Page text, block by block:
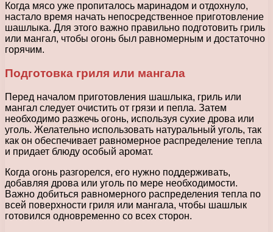
Когда мясо уже пропиталось маринадом и отдохнуло,
настало время начать непосредственное приготовление
шашлыка. Для этого важно правильно подготовить гриль
или мангал, чтобы огонь был равномерным и достаточно
горячим.
Подготовка гриля или мангала
Перед началом приготовления шашлыка, гриль или
мангал следует очистить от грязи и пепла. Затем
необходимо разжечь огонь, используя сухие дрова или
уголь. Желательно использовать натуральный уголь, так
как он обеспечивает равномерное распределение тепла
и придает блюду особый аромат.
Когда огонь разгорелся, его нужно поддерживать,
добавляя дрова или уголь по мере необходимости.
Важно добиться равномерного распределения тепла по
всей поверхности гриля или мангала, чтобы шашлык
готовился одновременно со всех сторон.